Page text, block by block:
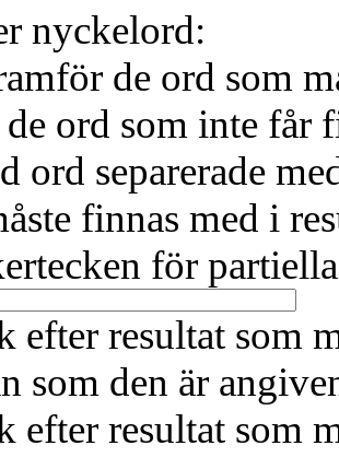
nyckelord:
de ord som
ord som inte får
ord separerade
finnas med i
för
efter resultat som
som den är
efter resultat som